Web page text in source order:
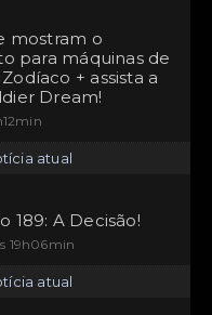
mostram o
para máquinas de
+ assista a
Dream!
atual
189: A Decisão!
19h06min
atual